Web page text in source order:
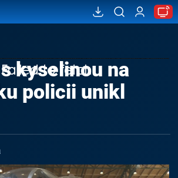
Failed to fetch
kyselinou na
policii unikl